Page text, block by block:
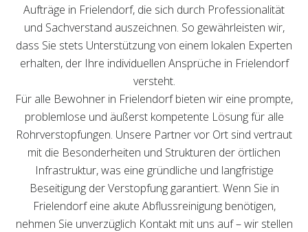
Aufträge in Frielendorf, die sich durch Professionalität
und Sachverstand auszeichnen. So gewährleisten wir,
dass Sie stets Unterstützung von einem lokalen Experten
erhalten, der Ihre individuellen Ansprüche in Frielendorf
versteht.
Für alle Bewohner in Frielendorf bieten wir eine prompte,
problemlose und äußerst kompetente Lösung für alle
Rohrverstopfungen. Unsere Partner vor Ort sind vertraut
mit die Besonderheiten und Strukturen der örtlichen
Infrastruktur, was eine gründliche und langfristige
Beseitigung der Verstopfung garantiert. Wenn Sie in
Frielendorf eine akute Abflussreinigung benötigen,
nehmen Sie unverzüglich Kontakt mit uns auf – wir stellen